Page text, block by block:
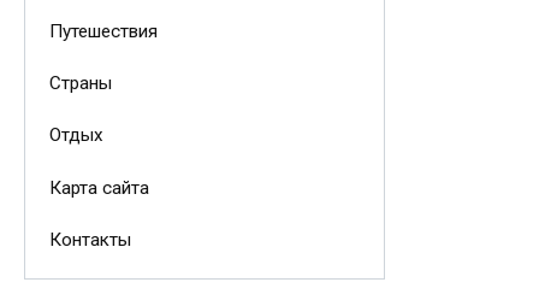
Путешествия
Страны
Отдых
Карта сайта
Контакты